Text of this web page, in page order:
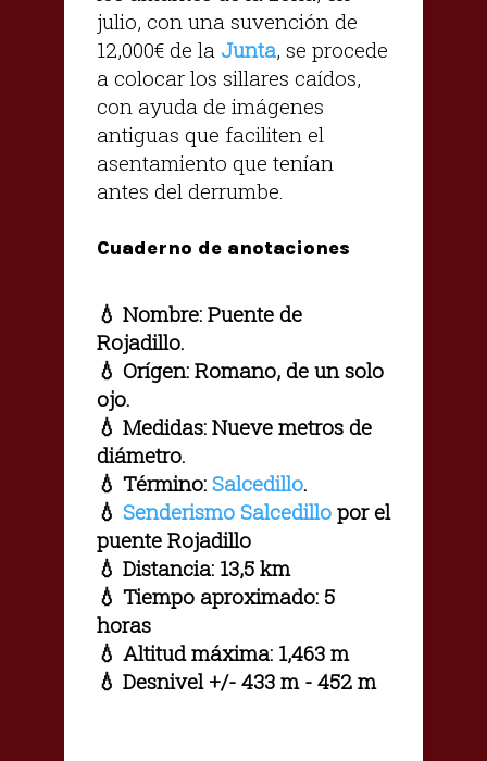
julio, con una suvención de
12,000€ de la Junta, se procede
a colocar los sillares caídos,
con ayuda de imágenes
antiguas que faciliten el
asentamiento que tenían
antes del derrumbe.
Cuaderno de anotaciones
💧 Nombre: Puente de
Rojadillo.
💧 Orígen: Romano, de un solo
ojo.
💧 Medidas: Nueve metros de
diámetro.
💧 Término: Salcedillo.
💧 Senderismo Salcedillo por el
puente Rojadillo
💧 Distancia: 13,5 km
💧 Tiempo aproximado: 5
horas
💧 Altitud máxima: 1,463 m
💧 Desnivel +/- 433 m - 452 m